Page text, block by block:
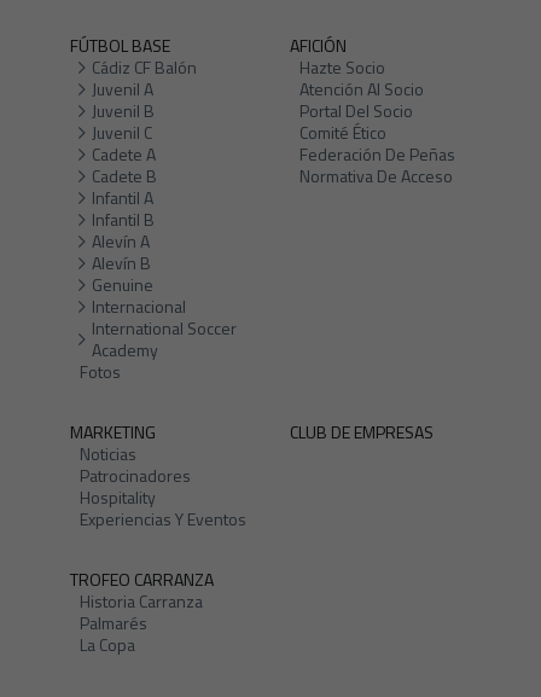
FÚTBOL BASE
Cádiz CF Balón
Juvenil A
Juvenil B
Juvenil C
Cadete A
Cadete B
Infantil A
Infantil B
Alevín A
Alevín B
Genuine
Internacional
International Soccer
Academy
Fotos
AFICIÓN
Hazte Socio
Atención Al Socio
Portal Del Socio
Comité Ético
Federación De Peñas
Normativa De Acceso
MARKETING
Noticias
Patrocinadores
Hospitality
Experiencias Y Eventos
CLUB DE EMPRESAS
TROFEO CARRANZA
Historia Carranza
Palmarés
La Copa